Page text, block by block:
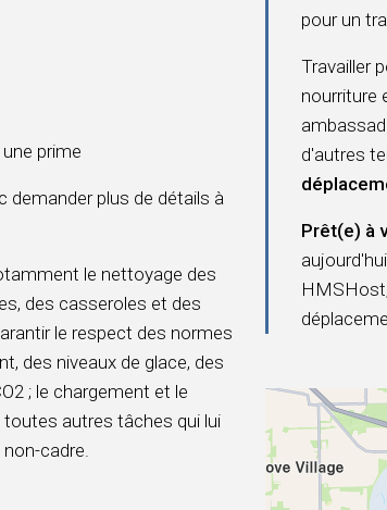
prime
demander plus de détails à
le nettoyage des
des casseroles et des
le respect des normes
des niveaux de glace, des
; le chargement et le
autres tâches qui lui
cadre.
pour un
Travailler
nourriture
d'autres
Prêt(e) à